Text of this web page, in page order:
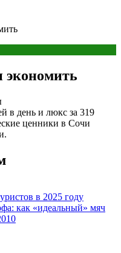
экономить
в день и люкс за 319
ценники в Сочи
в 2025 году
как «идеальный» мяч